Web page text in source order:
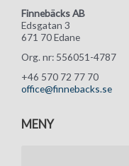
Finnebäcks AB
Edsgatan 3
671 70 Edane
Org. nr: 556051-4787
+46 570 72 77 70
office@finnebacks.se
MENY